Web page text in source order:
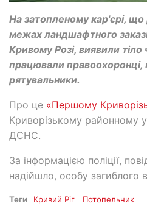
На затопленому кар'єрі,
межах ландшафтного
Кривому Розі, виявили тіло
працювали правоохоронці,
рятувальники.
Про це «Першому
Криворізькому районному
ДСНС.
За інформацією поліції,
надійшло, особу загиблого
Теги Кривий Ріг Потопельник